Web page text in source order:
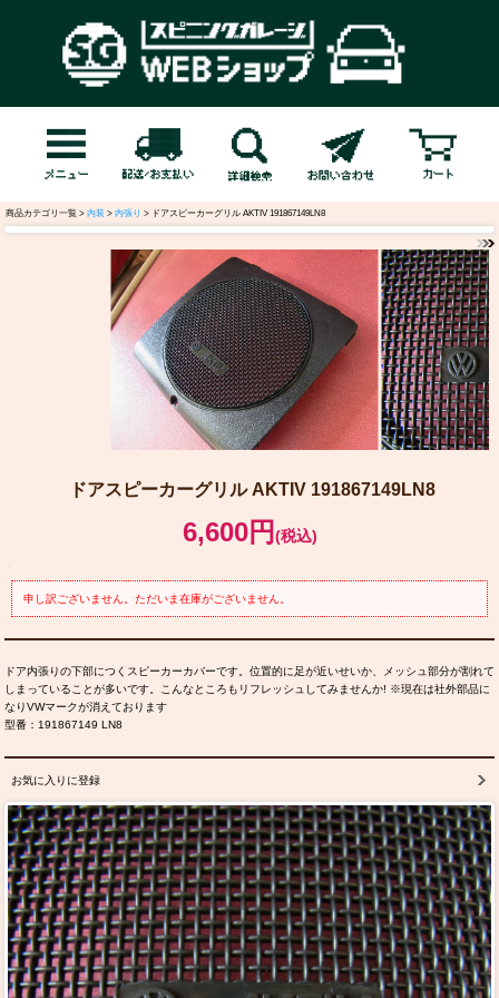
商品カテゴリ一覧 > 内装 > 内張り > ドアスピーカーグリル AKTIV 191867149LN8
ドアスピーカーグリル AKTIV 191867149LN8
6,600円 (税込)
申し訳ございません。ただいま在庫がございません。
ドア内張りの下部につくスピーカーカバーです。位置的に足が近いせいか、メッシュ部分が割れて
しまっていることが多いです。こんなところもリフレッシュしてみませんか! ※現在は社外部品に
なりVWマークが消えております
型番：191867149 LN8
お気に入りに登録